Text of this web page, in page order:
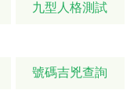
九型人格測試
號碼吉兇查詢